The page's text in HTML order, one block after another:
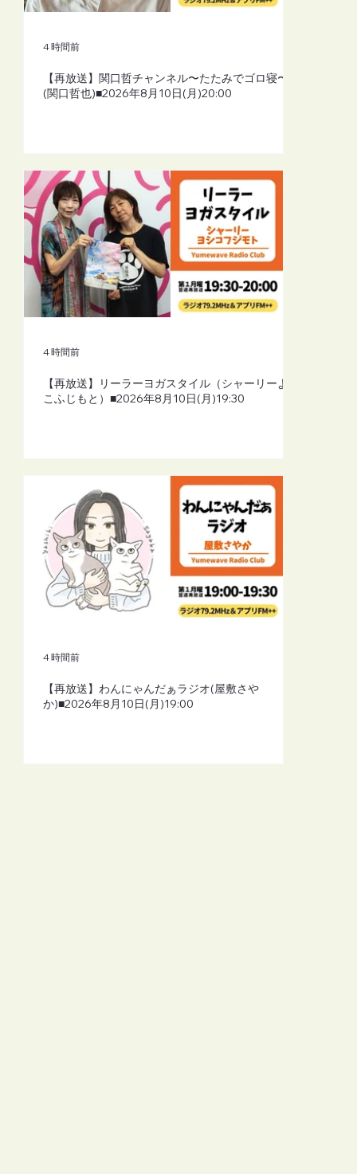
【再放送】リーラーヨガスタイル（シャ
(月)19:30
【再放送】関口哲チャンネル〜たたみでゴロ寝〜
(関口哲也)■2026年8月10日(月)20:00
4 時間前
【再放送】リーラーヨガスタイル（シャーリーよし
こふじもと）■2026年8月10日(月)19:30
4 時間前
【再放送】わんにゃんだぁラジオ(屋敷さや
か)■2026年8月10日(月)19:00
4 時間前